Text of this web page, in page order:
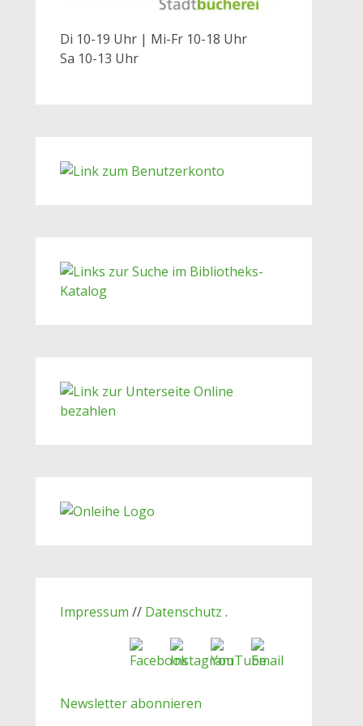
Di 10-19 Uhr | Mi-Fr 10-18 Uhr
Sa 10-13 Uhr
Impressum // Datenschutz .
Newsletter abonnieren